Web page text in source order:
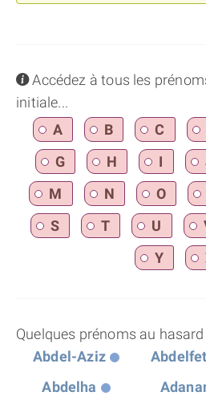
infoAccédez à tous les
initiale...
A
B C
G
H I
M
N O
S
T U
Y
Quelques prénoms au hasard
Abdel-Aziz
Abdelha